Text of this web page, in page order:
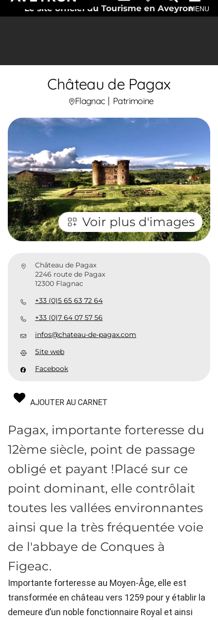
Le site officiel du Tourisme en AveyronMENU
Château de Pagax
Flagnac Patrimoine
Voir plus d'images
Château de Pagax
2246 route de Pagax
12300 Flagnac
+33 (0)5 65 63 72 64
+33 (0)7 64 07 57 56
infos@chateau-de-pagax.com
Site web
Facebook
AJOUTER AU CARNET
Pagax, importante forteresse du
12ème siècle, point de passage
obligé et payant !Placé sur ce
point dominant, elle contrôlait
toutes les vallées environnantes
ainsi que la très fréquentée voie
de l'abbaye de Conques à
Figeac.
Importante forteresse au Moyen-Âge, elle est
transformée en château vers 1259 pour y établir la
demeure d’un noble fonctionnaire Royal et ainsi